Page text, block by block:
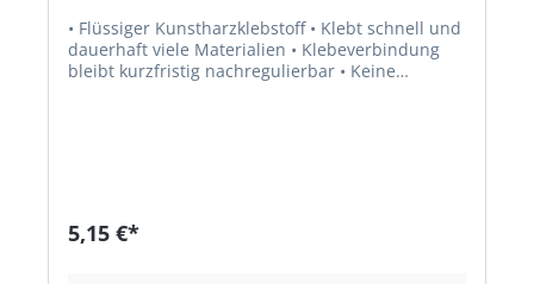
• Flüssiger Kunstharzklebstoff • Klebt schnell und
dauerhaft viele Materialien • Klebeverbindung
bleibt kurzfristig nachregulierbar • Keine
5,15 €*